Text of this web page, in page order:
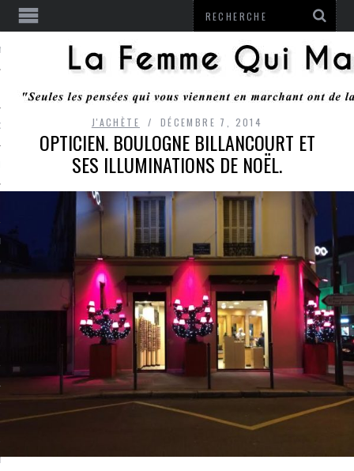
RESTER
MONROZIER
ARCACHON
J'ACHÈTE DÉCEMBRE 7, 2014
OPTICIEN. BOULOGNE BILLANCOURT ET
SES ILLUMINATIONS DE NOËL.